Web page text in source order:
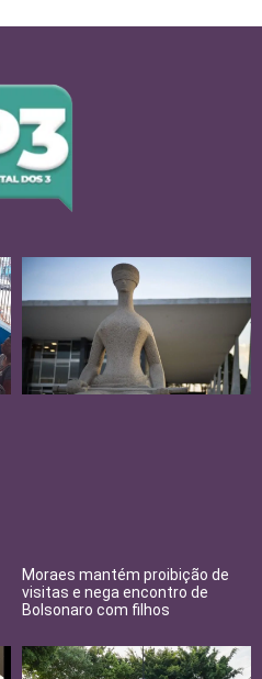
Moraes mantém proibição de
visitas e nega encontro de
Bolsonaro com filhos